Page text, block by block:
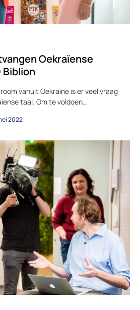
Oekraïense
Biblion
vanuit Oekraïne is er veel vraag
taal. Om te voldoen…
2022